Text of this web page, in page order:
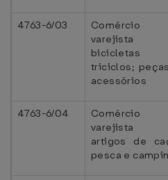
4763-6/03
Comércio
varejista
bicicletas
triciclos;
acessórios
4763-6/04
Comércio
varejista
artigos de
pesca e